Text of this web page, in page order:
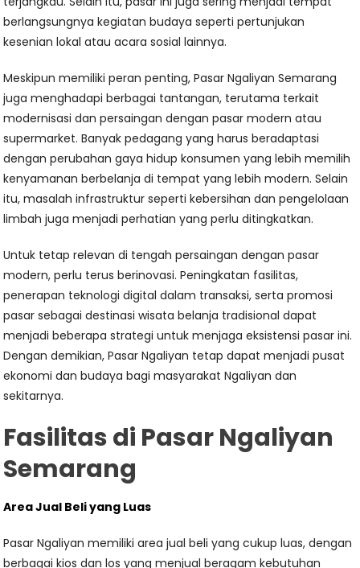
berlangsungnya kegiatan budaya seperti pertunjukan
kesenian lokal atau acara sosial lainnya.
Meskipun memiliki peran penting, Pasar Ngaliyan Semarang
juga menghadapi berbagai tantangan, terutama terkait
modernisasi dan persaingan dengan pasar modern atau
supermarket. Banyak pedagang yang harus beradaptasi
dengan perubahan gaya hidup konsumen yang lebih memilih
kenyamanan berbelanja di tempat yang lebih modern. Selain
itu, masalah infrastruktur seperti kebersihan dan pengelolaan
limbah juga menjadi perhatian yang perlu ditingkatkan.
Untuk tetap relevan di tengah persaingan dengan pasar
modern, perlu terus berinovasi. Peningkatan fasilitas,
penerapan teknologi digital dalam transaksi, serta promosi
pasar sebagai destinasi wisata belanja tradisional dapat
menjadi beberapa strategi untuk menjaga eksistensi pasar ini.
Dengan demikian, Pasar Ngaliyan tetap dapat menjadi pusat
ekonomi dan budaya bagi masyarakat Ngaliyan dan
sekitarnya.
Fasilitas di Pasar Ngaliyan
Semarang
Area Jual Beli yang Luas
Pasar Ngaliyan memiliki area jual beli yang cukup luas, dengan
berbagai kios dan los yang menjual beragam kebutuhan